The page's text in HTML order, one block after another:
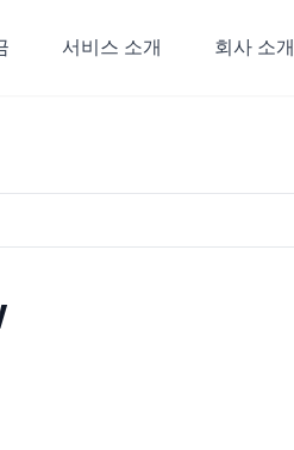
서비스 소개 회사 소개